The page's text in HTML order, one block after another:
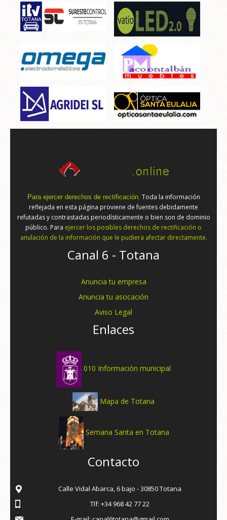
Para ejercer derechos de rectificación. Toda la información
reflejada en esta página proviene de fuentes debidamente
refutadas y contrastadas periodísticamente o bien son de dominio
público. Para ejercer los posibles derechos de rectificación o
anulación de la información que le pudiera afectar directamente.
Canal 6 - Totana
Anuncia tu empresa
Anuncia tu asocación
Aviso Legal
Enlaces
010 Información municipal
Mapa de Totana
Semana Santa en Totana
Contacto
Calle Vidal Abarca, 6 bajo - 30850 Totana
Tlf: +34 968 42 77 22